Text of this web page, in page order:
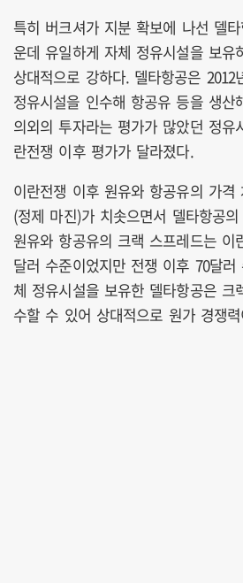
특히 버크셔가 지분 확보에 나선 델
운데 유일하게 자체 정유시설을 보유
상대적으로 강하다. 델타항공은 2012
정유시설을 인수해 항공유 등을 생산
의외의 투자라는 평가가 많았던 정유
란전쟁 이후 평가가 달라졌다.
이란전쟁 이후 원유와 항공유의 가격
(정제 마진)가 치솟으면서 델타항공
원유와 항공유의 크랙 스프레드는 이
달러 수준이었지만 전쟁 이후 70달
체 정유시설을 보유한 델타항공은 크
수할 수 있어 상대적으로 원가 경쟁